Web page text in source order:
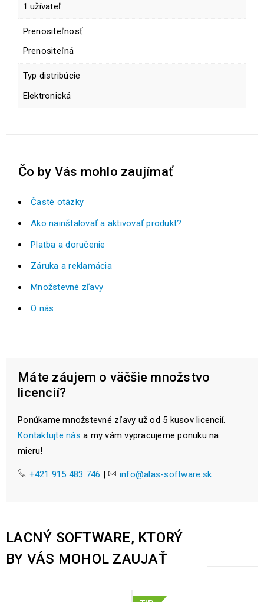
1 užívateľ
Prenositeľnosť
Prenositeľná
Typ distribúcie
Elektronická
Čo by Vás mohlo zaujímať
Časté otázky
Ako nainštalovať a aktivovať produkt?
Platba a doručenie
Záruka a reklamácia
Množstevné zľavy
O nás
Máte záujem o väčšie množstvo
licencií?
Ponúkame množstevné zľavy už od 5 kusov licencií.
Kontaktujte nás a my vám vypracujeme ponuku na
mieru!
+421 915 483 746 | info@alas-software.sk
LACNÝ SOFTWARE, KTORÝ
BY VÁS MOHOL ZAUJAŤ